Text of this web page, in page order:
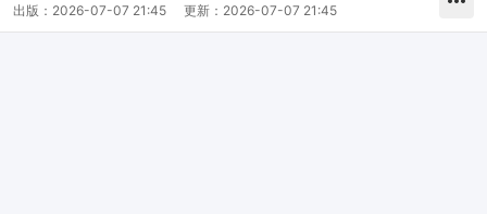
出版： 2026-07-07 21:45 更新： 2026-07-07 21:45